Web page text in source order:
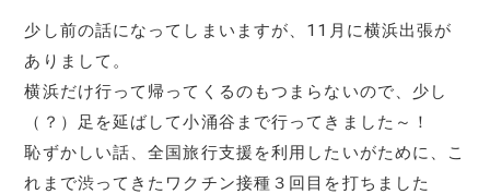
少し前の話になってしまいますが、11月に横浜出張が
ありまして。
横浜だけ行って帰ってくるのもつまらないので、少し
（？）足を延ばして小涌谷まで行ってきました～！
恥ずかしい話、全国旅行支援を利用したいがために、こ
れまで渋ってきたワクチン接種３回目を打ちました